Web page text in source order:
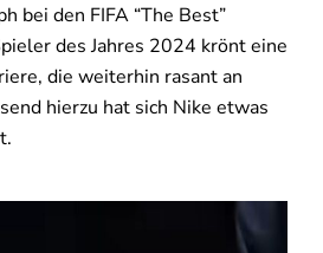
bei den FIFA “The Best”
des Jahres 2024 krönt eine
die weiterhin rasant an
hierzu hat sich Nike etwas